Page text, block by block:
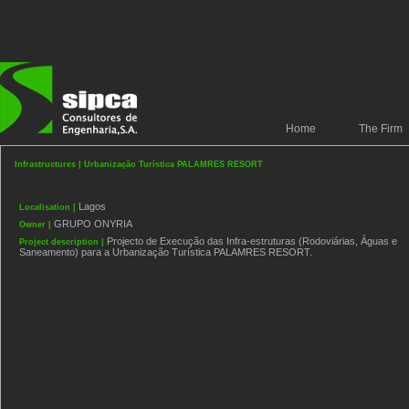
Home The Firm
Infrastructures | Urbanização Turística PALAMRES RESORT
Localisation | Lagos
Owner | GRUPO ONYRIA
Project description | Projecto de Execução das Infra-estruturas (Rodoviárias, Águas e
Saneamento) para a Urbanização Turística PALAMRES RESORT.